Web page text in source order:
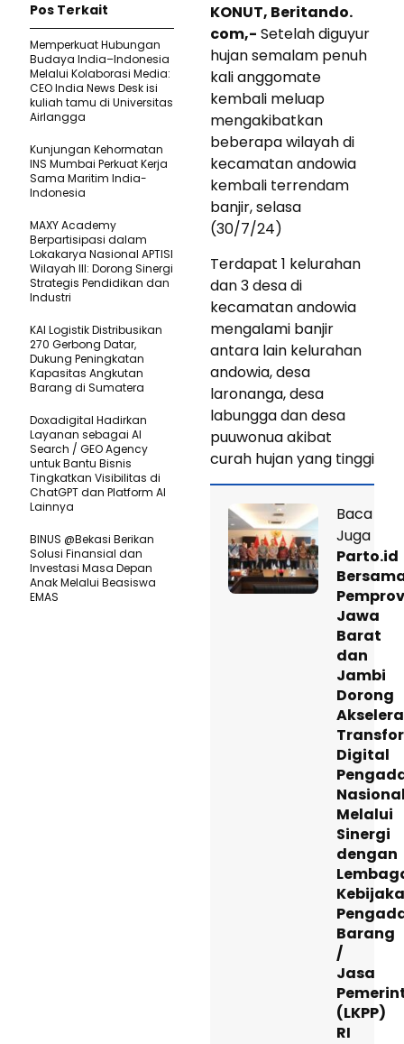
KONUT, Beritando.
com,- Setelah diguyur
hujan semalam penuh
kali anggomate
kembali meluap
mengakibatkan
beberapa wilayah di
kecamatan andowia
kembali terrendam
banjir, selasa
(30/7/24)
Terdapat 1 kelurahan
dan 3 desa di
kecamatan andowia
mengalami banjir
antara lain kelurahan
andowia, desa
laronanga, desa
labungga dan desa
puuwonua akibat
curah hujan yang tinggi
Baca
Juga
Parto.id
Pemprov
Jawa
Barat
dan
Jambi
Dorong
Digital
Melalui
Sinergi
dengan
Barang
/
Jasa
(LKPP)
RI
Pos Terkait
Memperkuat Hubungan
Budaya India–Indonesia
Melalui Kolaborasi Media:
CEO India News Desk isi
kuliah tamu di Universitas
Airlangga
Kunjungan Kehormatan
INS Mumbai Perkuat Kerja
Sama Maritim India-
Indonesia
MAXY Academy
Berpartisipasi dalam
Lokakarya Nasional APTISI
Wilayah III: Dorong Sinergi
Strategis Pendidikan dan
Industri
KAI Logistik Distribusikan
270 Gerbong Datar,
Dukung Peningkatan
Kapasitas Angkutan
Barang di Sumatera
Doxadigital Hadirkan
Layanan sebagai AI
Search / GEO Agency
untuk Bantu Bisnis
Tingkatkan Visibilitas di
ChatGPT dan Platform AI
Lainnya
BINUS @Bekasi Berikan
Solusi Finansial dan
Investasi Masa Depan
Anak Melalui Beasiswa
EMAS